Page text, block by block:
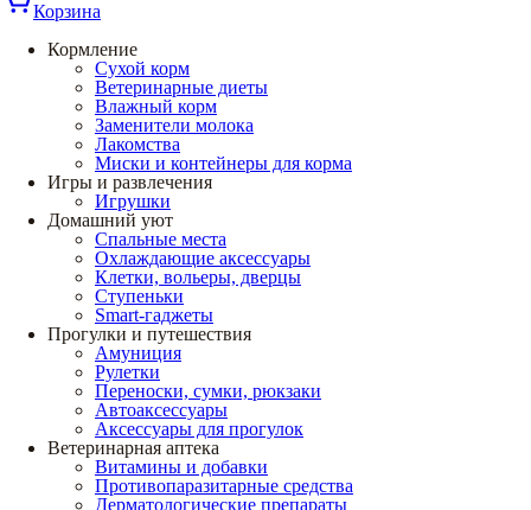
Корзина
Кормление
Сухой корм
Ветеринарные диеты
Влажный корм
Заменители молока
Лакомства
Миски и контейнеры для корма
Игры и развлечения
Игрушки
Домашний уют
Спальные места
Охлаждающие аксессуары
Клетки, вольеры, дверцы
Ступеньки
Smart-гаджеты
Прогулки и путешествия
Амуниция
Рулетки
Переноски, сумки, рюкзаки
Автоаксессуары
Аксессуары для прогулок
Ветеринарная аптека
Витамины и добавки
Противопаразитарные средства
Дерматологические препараты